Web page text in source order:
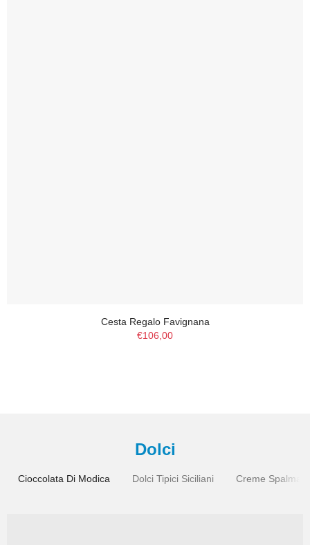
Cesta Regalo Favignana
€106,00
Dolci
Cioccolata Di Modica Dolci Tipici Siciliani Creme